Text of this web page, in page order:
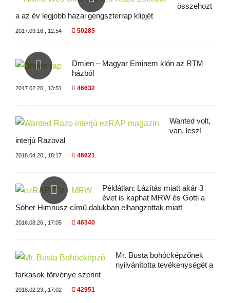
összehozt
a az év legjobb hazai gengszterrap klipjét
2017.09.18., 12:54 50285
Dmien – Magyar Eminem klón az RTM
házból
2017.02.20., 13:51 46632
Wanted volt,
van, lesz! –
interjú Razoval
2018.04.20., 18:17 46621
Példátlan: Lázítás miatt akár 3
évet is kaphat MRW és Gotti a
Sóher Himnusz című dalukban elhangzottak miatt
2016.08.26., 17:05 46340
Mr. Busta bohócképzőnek
nyilvánította tevékenységét a
farkasok törvénye szerint
2018.02.23., 17:02 42951